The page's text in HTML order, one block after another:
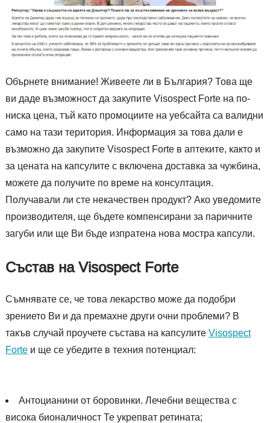
Обърнете внимание! Живеете ли в България? Това ще
ви даде възможност да закупите Visospect Forte на по-
ниска цена, тъй като промоциите на уебсайта са валидни
само на тази територия. Информация за това дали е
възможно да закупите Visospect Forte в аптеките, както и
за цената на капсулите с включена доставка за чужбина,
можете да получите по време на консултация.
Получавали ли сте некачествен продукт? Ако уведомите
производителя, ще бъдете компенсирани за паричните
загуби или ще Ви бъде изпратена нова мостра капсули.
Състав на Visospect Forte
Съмнявате се, че това лекарство може да подобри
зрението Ви и да премахне други очни проблеми? В
такъв случай проучете състава на капсулите Visospect
Forteи ще се убедите в техния потенциал:
Антоцианини от боровинки. Лечебни вещества с
висока бионаличност Те укрепват ретината;